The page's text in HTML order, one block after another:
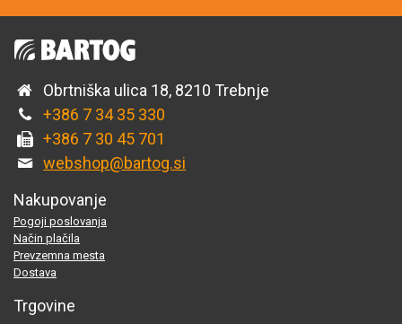
Obrtniška ulica 18, 8210 Trebnje
+386 7 34 35 330
+386 7 30 45 701
webshop@bartog.si
Nakupovanje
Pogoji poslovanja
Način plačila
Prevzemna mesta
Dostava
Trgovine